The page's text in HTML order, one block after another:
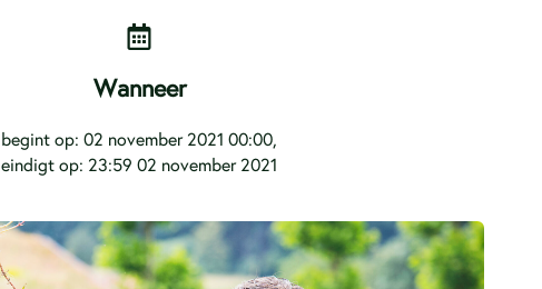
Wanneer
begint op: 02 november 2021 00:00,
eindigt op: 23:59 02 november 2021